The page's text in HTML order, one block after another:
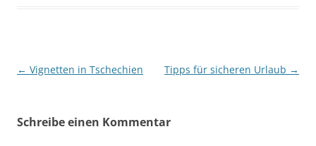
Beitragsnavigation
← Vignetten in Tschechien Tipps für sicheren Urlaub →
Schreibe einen Kommentar